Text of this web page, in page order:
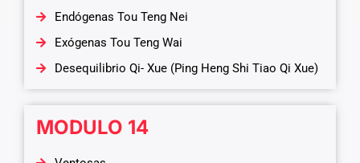
Endógenas Tou Teng Nei
Exógenas Tou Teng Wai
Desequilibrio Qi- Xue (Ping Heng Shi Tiao Qi Xue)
MODULO 14